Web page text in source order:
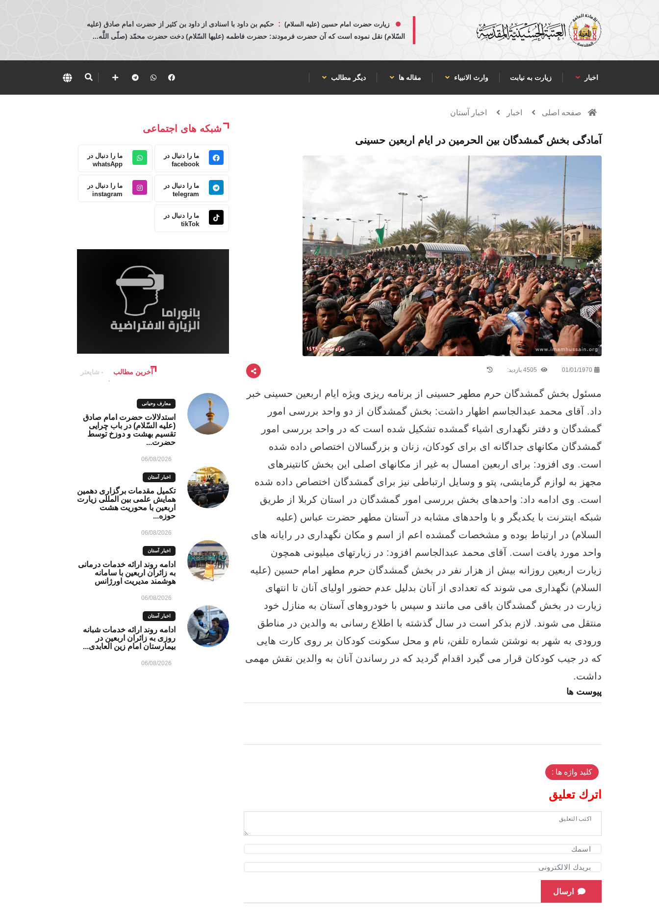
زیارت حضرت امام حسین (علیه السلام) : حكيم بن داود با اسنادی از داود بن كثير از حضرت امام صادق (عليه
السّلام) نقل نموده است كه آن حضرت فرمودند: حضرت فاطمه (عليها السّلام) دخت حضرت محمّد (صلّى اللَّه...
اخبار زیارت به نیابت وارث الانبياء مقاله ها دیگر مطالب
صفحه اصلی اخبار اخبار آستان
آمادگی بخش گمشدگان بين الحرمين در ايام اربعين حسينی
01/01/1970
مسئول بخش گمشدگان حرم مطهر حسینی از برنامه ریزی ویژه ایام اربعین حسینی خبر
داد. آقای محمد عبدالجاسم اظهار داشت: بخش گمشدگان از دو واحد بررسی امور
گمشدگان و دفتر نگهداری اشیاء گمشده تشکیل شده است که در واحد بررسی امور
گمشدگان مکانهای جداگانه ای برای کودکان، زنان و بزرگسالان اختصاص داده شده
است. وی افزود: برای اربعین امسال به غیر از مکانهای اصلی این بخش کانتینرهای
مجهز به لوازم گرمایشی، پتو و وسایل ارتباطی نیز برای گمشدگان اختصاص داده شده
است. وی ادامه داد: واحدهای بخش بررسی امور گمشدگان در استان کربلا از طریق
شبکه اینترنت با یکدیگر و با واحدهای مشابه در آستان مطهر حضرت عباس (علیه
السلام) در ارتباط بوده و مشخصات گمشده اعم از اسم و مکان نگهداری در رایانه های
واحد مورد یافت است. آقای محمد عبدالجاسم افزود: در زیارتهای میلیونی همچون
زیارت اربعین روزانه بیش از هزار نفر در بخش گمشدگان حرم مطهر امام حسین (علیه
السلام) نگهداری می شوند که تعدادی از آنان بدلیل عدم حضور اولیای آنان تا انتهای
زیارت در بخش گمشدگان باقی می مانند و سپس با خودروهای آستان به منازل خود
منتقل می شوند. لازم بذکر است در سال گذشته با اطلاع رسانی به والدین در مناطق
ورودی به شهر به نوشتن شماره تلفن، نام و محل سکونت کودکان بر روی کارت هایی
که در جیب کودکان قرار می گیرد اقدام گردید که در رساندن آنان به والدین نقش مهمی
داشت.
پیوست ها
کلید واژه ها :
اترك تعليق
ارسال
شبکه های اجتماعی
ما را دنبال در
facebook
ما را دنبال در
whatsApp
ما را دنبال در
telegram
ما را دنبال در
instagram
ما را دنبال در
tikTok
آخرین مطالب شایعتر
معارف وحیانی
استدلالات حضرت امام صادق
(علیه السّلام) در باب چرایی
تقسیم بهشت و دوزخ توسط
حضرت...
06/08/2026
اخبار آستان
تکمیل مقدمات برگزاری دهمین
همایش علمی بین المللی زیارت
اربعین با محوریت هشت
حوزه...
06/08/2026
اخبار آستان
ادامه روند ارائه خدمات درمانی
به زائران اربعین با سامانه
هوشمند مدیریت اورژانس
06/08/2026
اخبار آستان
ادامه روند ارائه خدمات شبانه
روزی به زائران اربعین در
بیمارستان امام زین العابدی...
06/08/2026